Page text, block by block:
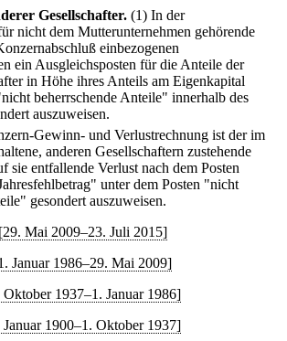
Gesellschafter. (1) In der
nicht dem Mutterunternehmen gehörende
einbezogenen
ein Ausgleichsposten für die Anteile der
in Höhe ihres Anteils am Eigenkapital
beherrschende Anteile" innerhalb des
auszuweisen.
Gewinn- und Verlustrechnung ist der im
anderen Gesellschaftern zustehende
sie entfallende Verlust nach dem Posten
unter dem Posten "nicht
gesondert auszuweisen.
[29. Mai 2009–23. Juli 2015]
Januar 1986–29. Mai 2009]
Oktober 1937–1. Januar 1986]
Januar 1900–1. Oktober 1937]